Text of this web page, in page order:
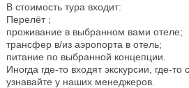
В стоимость тура входит:
Перелёт ;
проживание в выбранном вами отеле;
трансфер в/из аэропорта в отель;
питание по выбранной концепции.
Иногда где-то входят экскурсии, где-
узнавайте у наших менеджеров.